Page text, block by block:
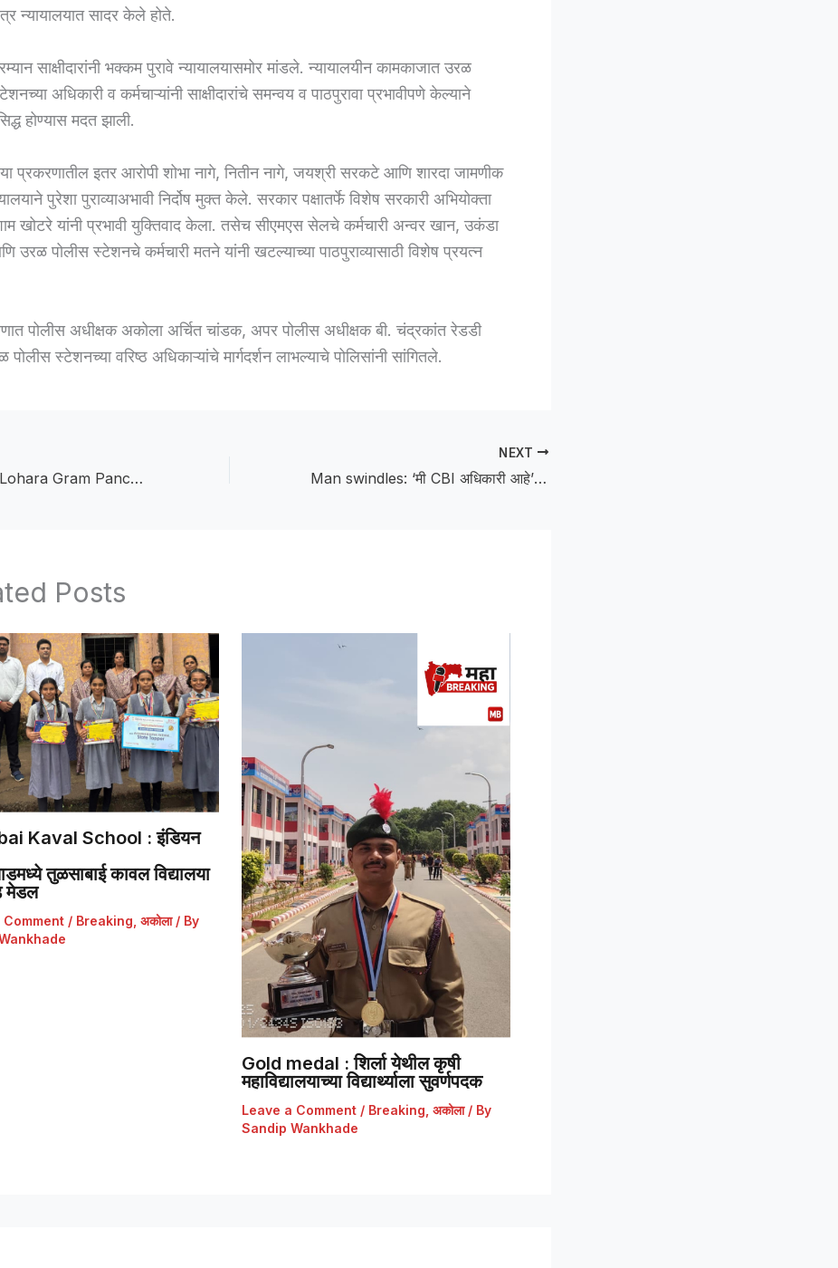
न्यायालयात सादर केले होते.
साक्षीदारांनी भक्कम पुरावे न्यायालयासमोर मांडले. न्यायालयीन कामकाजात उरळ
अधिकारी व कर्मचाऱ्यांनी साक्षीदारांचे समन्वय व पाठपुरावा प्रभावीपणे केल्याने
होण्यास मदत झाली.
प्रकरणातील इतर आरोपी शोभा नागे, नितीन नागे, जयश्री सरकटे आणि शारदा जामणीक
पुरेशा पुराव्याअभावी निर्दोष मुक्त केले. सरकार पक्षातर्फे विशेष सरकारी अभियोक्ता
यांनी प्रभावी युक्तिवाद केला. तसेच सीएमएस सेलचे कर्मचारी अन्वर खान, उकंडा
उरळ पोलीस स्टेशनचे कर्मचारी मतने यांनी खटल्याच्या पाठपुराव्यासाठी विशेष प्रयत्न
पोलीस अधीक्षक अकोला अर्चित चांडक, अपर पोलीस अधीक्षक बी. चंद्रकांत रेडडी
स्टेशनच्या वरिष्ठ अधिकाऱ्यांचे मार्गदर्शन लाभल्याचे पोलिसांनी सांगितले.
Members of Lohara Gram Panchayat :लोहारा ग्रामपंचायतीत प्रशासनाविरोधात सदस्य आक्रमक; १२ पैकी १० सदस्य गैरहजर
NEXT
Man swindles: ‘मी CBI अधिकारी आहे’ म्हणत 9.60 लाखांचा गंडा; बाळापूर बसस्थानकावर थरारक फसवणूक
Posts
Kaval School : इंडियन
तुळसाबाई कावल विद्यालया
मेडल
Comment / Breaking अकोला/ By
Gold medal : शिर्ला येथील कृषी
महाविद्यालयाच्या विद्यार्थ्याला सुवर्णपदक
Leave a Comment / Breaking अकोला/ By
Sandip Wankhade